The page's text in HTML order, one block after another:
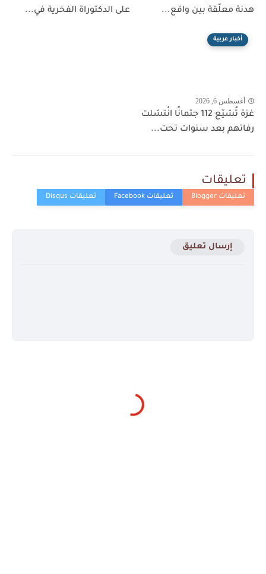
هدنة معلّقة بين واقع...
على الدكتوراة الفخرية في...
أخبار عربية
أغسطس 6, 2026
غزة تُشيّع 112 جثمانًا انُتشلت
رفاتهم بعد سنوات تحت...
تعليقات
إرسال تعليق